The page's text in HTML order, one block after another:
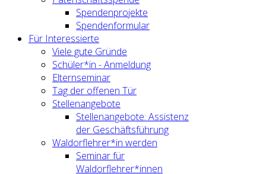
Spendenprojekte
Spendenformular
Für Interessierte
Viele gute Gründe
Schüler*in - Anmeldung
Elternseminar
Tag der offenen Tür
Stellenangebote
Stellenangebote: Assistenz
der Geschäftsführung
Waldorflehrer*in werden
Seminar für
Waldorflehrer*innen